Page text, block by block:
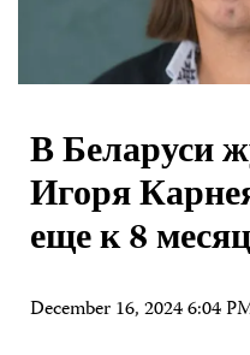
В Беларуси
Игоря
еще к 8
December 16, 2024 6:04